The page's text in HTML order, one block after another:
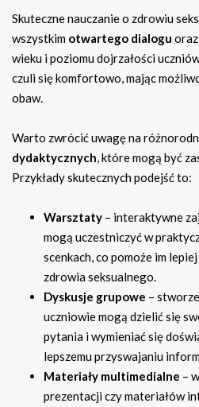
Skuteczne nauczanie o zdrowiu
wszystkim otwartego dialogu
wieku i poziomu dojrzałości
czuli się komfortowo, mając
obaw.
Warto zwrócić uwagę na
dydaktycznych, które mogą być
Przykłady skutecznych podejść to:
Warsztaty – interaktywne
mogą uczestniczyć w
scenkach, co pomoże im
zdrowia seksualnego.
Dyskusje grupowe –
uczniowie mogą dzielić się
pytania i wymieniać się
lepszemu przyswajaniu
Materiały multimedialne –
prezentacji czy materiałów